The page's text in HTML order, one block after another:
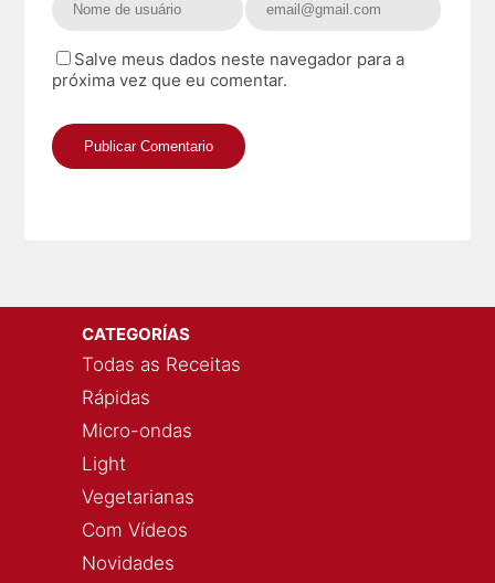
Salve meus dados neste navegador para a
próxima vez que eu comentar.
CATEGORÍAS
Todas as Receitas
Rápidas
Micro-ondas
Light
Vegetarianas
Com Vídeos
Novidades